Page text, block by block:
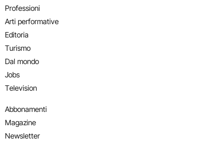
Professioni
Arti performative
Editoria
Turismo
Dal mondo
Jobs
Television
Abbonamenti
Magazine
Newsletter